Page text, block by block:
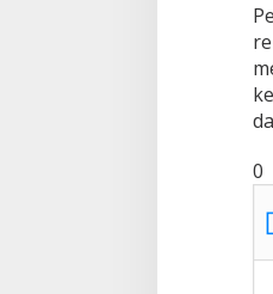
0